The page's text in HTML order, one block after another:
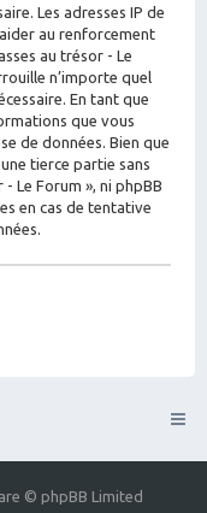
Les adresses IP de
au renforcement
au trésor - Le
n’importe quel
En tant que
que vous
de données. Bien que
tierce partie sans
Le Forum », ni phpBB
en cas de tentative
© phpBB Limited